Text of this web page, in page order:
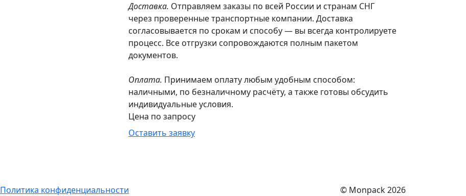
Доставка. Отправляем заказы по всей России и странам СНГ
через проверенные транспортные компании. Доставка
согласовывается по срокам и способу — вы всегда контролируете
процесс. Все отгрузки сопровождаются полным пакетом
документов.
Оплата. Принимаем оплату любым удобным способом:
наличными, по безналичному расчёту, а также готовы обсудить
индивидуальные условия.
Цена по запросу
Оставить заявку
Политика конфиденциальности
© Monpack 2026